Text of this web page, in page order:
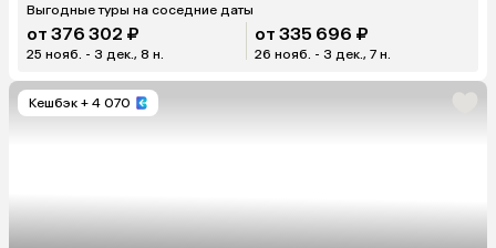
Выгодные туры на соседние даты
от 376 302 ₽
25 нояб. - 3 дек., 8 н.
от 335 696 ₽
26 нояб. - 3 дек., 7 н.
Кешбэк + 4 070